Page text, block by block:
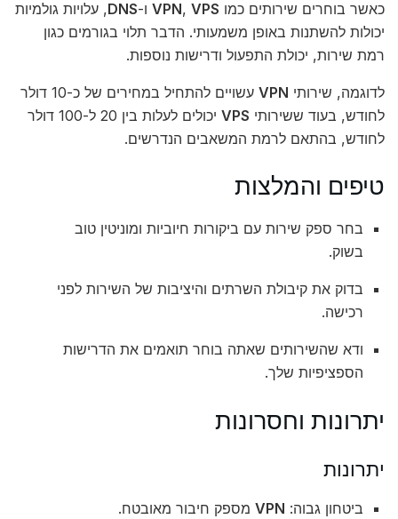
כאשר בוחרים שירותים כמו VPN, VPS ו-DNS, עלויות גולמיות
יכולות להשתנות באופן משמעותי. הדבר תלוי בגורמים כגון
רמת שירות, יכולת התפעול ודרישות נוספות.
לדוגמה, שירותי VPN
עשויים להתחיל במחירים של כ-10 דולר
לחודש, בעוד ששירותי VPS
יכולים לעלות בין 20 ל-100 דולר
לחודש, בהתאם לרמת המשאבים הנדרשים.
טיפים והמלצות
בחר ספק שירות עם ביקורות חיוביות ומוניטין טוב
בשוק.
בדוק את קיבולת השרתים והיציבות של השירות לפני
רכישה.
ודא שהשירותים שאתה בוחר תואמים את הדרישות
הספציפיות שלך.
יתרונות וחסרונות
יתרונות
ביטחון גבוה: VPN מספק חיבור מאובטח.